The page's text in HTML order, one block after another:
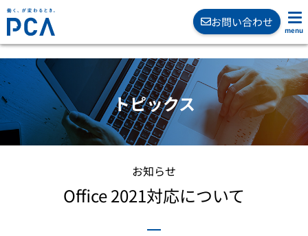
お問い合わせ
トピックス
お知らせ
Office 2021対応について